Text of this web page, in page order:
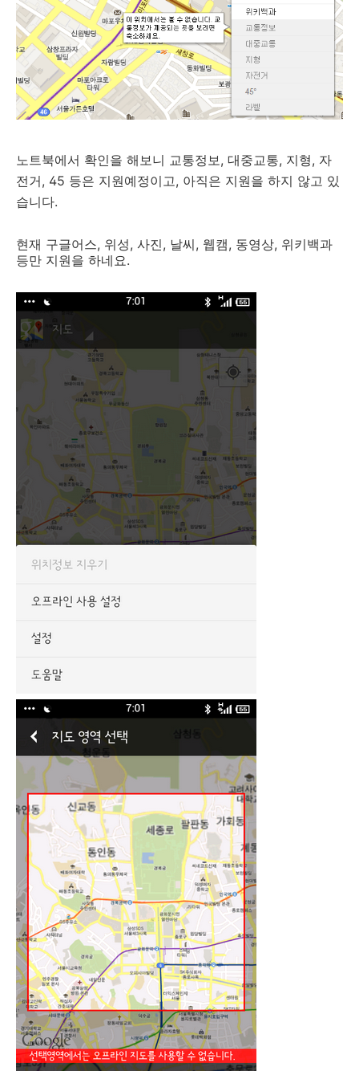
노트북에서 확인을 해보니 교통정보, 대중교통, 지형, 자
전거, 45 등은 지원예정이고, 아직은 지원을 하지 않고 있
습니다.
현재 구글어스, 위성, 사진, 날씨, 웹캠, 동영상, 위키백과
등만 지원을 하네요.